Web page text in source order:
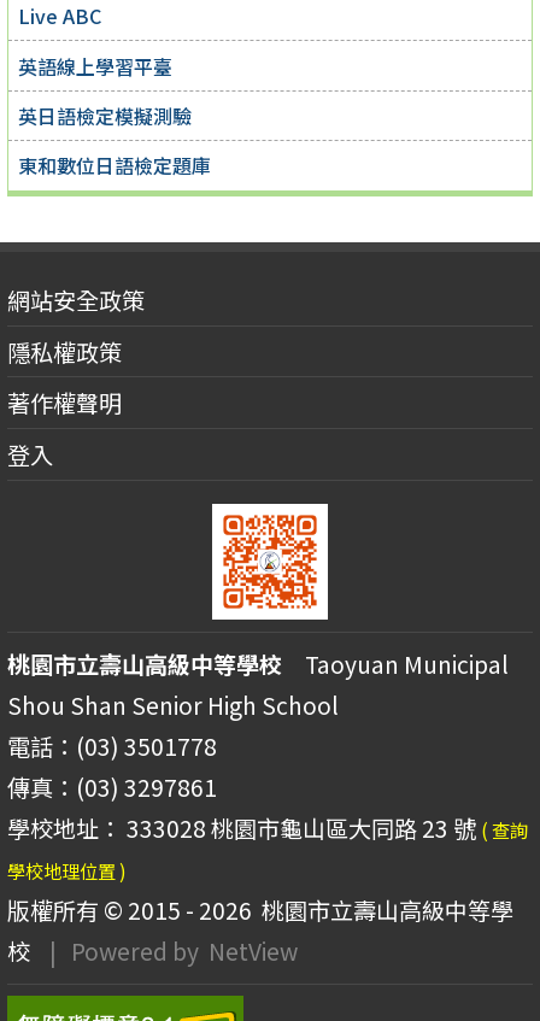
Live ABC
英語線上學習平臺
英日語檢定模擬測驗
東和數位日語檢定題庫
網站安全政策
隱私權政策
著作權聲明
登入
桃園市立壽山高級中等學校 Taoyuan Municipal
Shou Shan Senior High School
電話：(03) 3501778
傳真：(03) 3297861
學校地址： 333028 桃園市龜山區大同路 23 號 ( 查詢
學校地理位置 )
版權所有 © 2015 - 2026 桃園市立壽山高級中等學
校
| Powered by NetView